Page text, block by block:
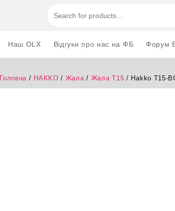
Наш OLX Відгуки про нас на ФБ Форум
Головна / HAKKO / Жала/ Жала T15 / Hakko T15-